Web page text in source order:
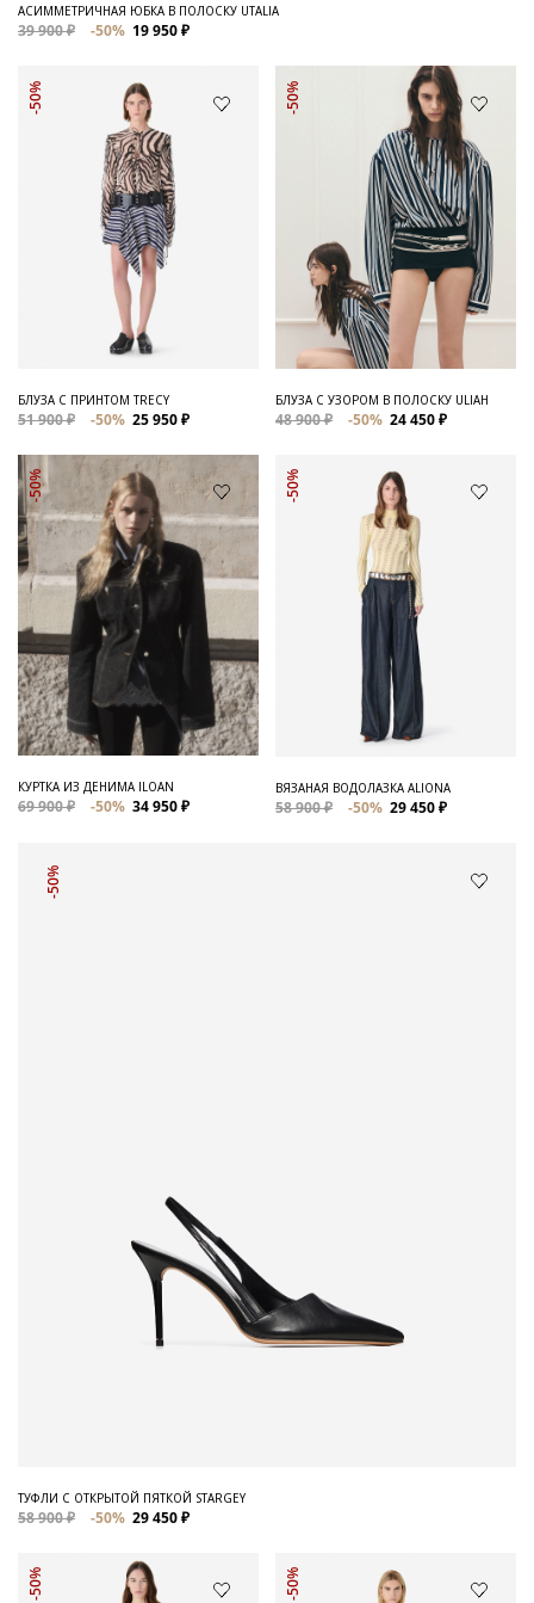
АСИММЕТРИЧНАЯ ЮБКА В ПОЛОСКУ UTALIA
39 900 ₽ -50% 19 950 ₽
-50%
БЛУЗА С ПРИНТОМ TRECY
51 900 ₽ -50% 25 950 ₽
-50%
БЛУЗА С УЗОРОМ В ПОЛОСКУ ULIAH
48 900 ₽ -50% 24 450 ₽
-50%
КУРТКА ИЗ ДЕНИМА ILOAN
69 900 ₽ -50% 34 950 ₽
-50%
ВЯЗАНАЯ ВОДОЛАЗКА ALIONA
58 900 ₽ -50% 29 450 ₽
-50%
ТУФЛИ С ОТКРЫТОЙ ПЯТКОЙ STARGEY
58 900 ₽ -50% 29 450 ₽
-50% -50%